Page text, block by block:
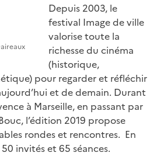
Depuis 2003, le
festival Image de ville
valorise toute la
richesse du cinéma
(historique,
pour regarder et réfléchir
et de demain. Durant
à Marseille, en passant par
l’édition 2019 propose
rondes et rencontres. En
invités et 65 séances.